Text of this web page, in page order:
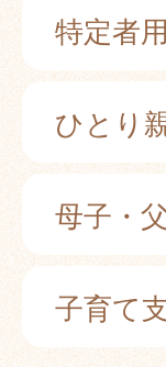
特定者
ひとり
母子・
子育て